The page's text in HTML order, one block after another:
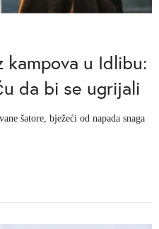
u Idlibu:
da bi se ugrijali
šatore, bježeći od napada snaga